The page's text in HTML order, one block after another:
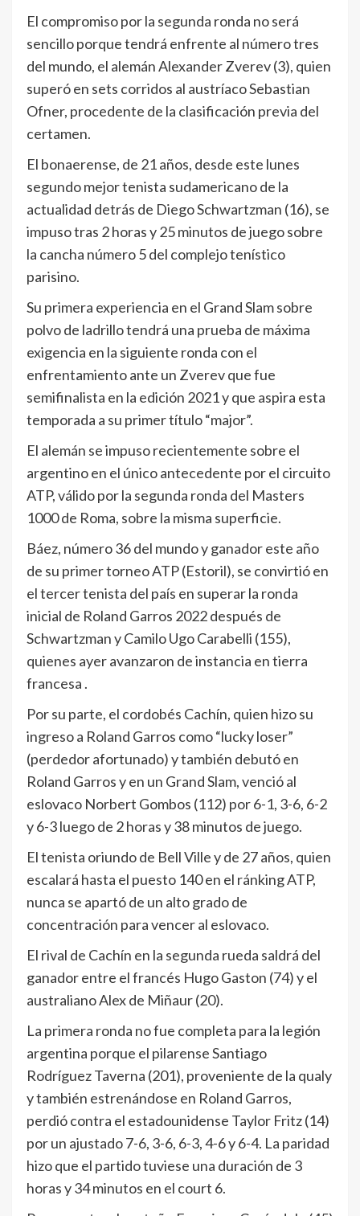
El compromiso por la segunda ronda no será
sencillo porque tendrá enfrente al número tres
del mundo, el alemán Alexander Zverev (3), quien
superó en sets corridos al austríaco Sebastian
Ofner, procedente de la clasificación previa del
certamen.
El bonaerense, de 21 años, desde este lunes
segundo mejor tenista sudamericano de la
actualidad detrás de Diego Schwartzman (16), se
impuso tras 2 horas y 25 minutos de juego sobre
la cancha número 5 del complejo tenístico
parisino.
Su primera experiencia en el Grand Slam sobre
polvo de ladrillo tendrá una prueba de máxima
exigencia en la siguiente ronda con el
enfrentamiento ante un Zverev que fue
semifinalista en la edición 2021 y que aspira esta
temporada a su primer título “major”.
El alemán se impuso recientemente sobre el
argentino en el único antecedente por el circuito
ATP, válido por la segunda ronda del Masters
1000 de Roma, sobre la misma superficie.
Báez, número 36 del mundo y ganador este año
de su primer torneo ATP (Estoril), se convirtió en
el tercer tenista del país en superar la ronda
inicial de Roland Garros 2022 después de
Schwartzman y Camilo Ugo Carabelli (155),
quienes ayer avanzaron de instancia en tierra
francesa .
Por su parte, el cordobés Cachín, quien hizo su
ingreso a Roland Garros como “lucky loser”
(perdedor afortunado) y también debutó en
Roland Garros y en un Grand Slam, venció al
eslovaco Norbert Gombos (112) por 6-1, 3-6, 6-2
y 6-3 luego de 2 horas y 38 minutos de juego.
El tenista oriundo de Bell Ville y de 27 años, quien
escalará hasta el puesto 140 en el ránking ATP,
nunca se apartó de un alto grado de
concentración para vencer al eslovaco.
El rival de Cachín en la segunda rueda saldrá del
ganador entre el francés Hugo Gaston (74) y el
australiano Alex de Miñaur (20).
La primera ronda no fue completa para la legión
argentina porque el pilarense Santiago
Rodríguez Taverna (201), proveniente de la qualy
y también estrenándose en Roland Garros,
perdió contra el estadounidense Taylor Fritz (14)
por un ajustado 7-6, 3-6, 6-3, 4-6 y 6-4. La paridad
hizo que el partido tuviese una duración de 3
horas y 34 minutos en el court 6.